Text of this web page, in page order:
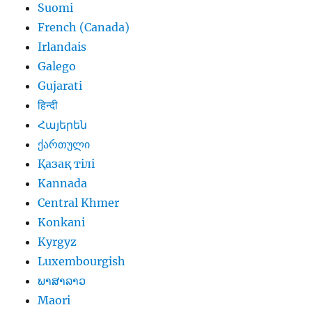
Suomi
French (Canada)
Irlandais
Galego
Gujarati
हिन्दी
Հայերեն
ქართული
Қазақ тілі
Kannada
Central Khmer
Konkani
Kyrgyz
Luxembourgish
ພາສາລາວ
Maori